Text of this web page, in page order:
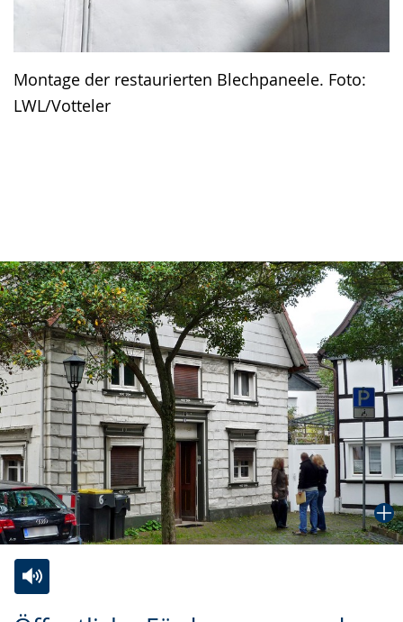
Montage der restaurierten Blechpaneele. Foto:
LWL/Votteler